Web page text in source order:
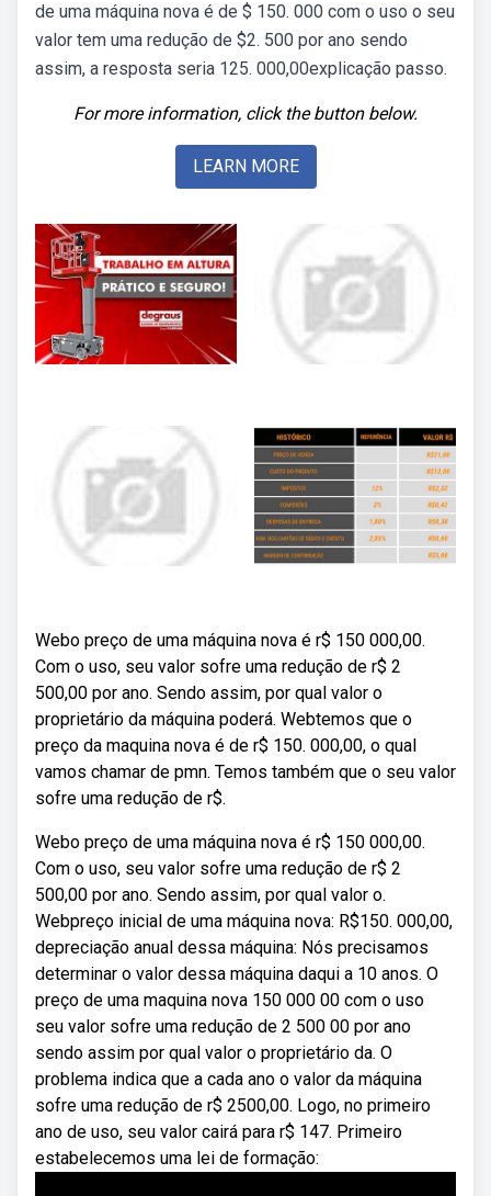
de uma máquina nova é de $ 150. 000 com o uso o seu
valor tem uma redução de $2. 500 por ano sendo
assim, a resposta seria 125. 000,00explicação passo.
For more information, click the button below.
LEARN MORE
Webo preço de uma máquina nova é r$ 150 000,00.
Com o uso, seu valor sofre uma redução de r$ 2
500,00 por ano. Sendo assim, por qual valor o
proprietário da máquina poderá. Webtemos que o
preço da maquina nova é de r$ 150. 000,00, o qual
vamos chamar de pmn. Temos também que o seu valor
sofre uma redução de r$.
Webo preço de uma máquina nova é r$ 150 000,00.
Com o uso, seu valor sofre uma redução de r$ 2
500,00 por ano. Sendo assim, por qual valor o.
Webpreço inicial de uma máquina nova: R$150. 000,00,
depreciação anual dessa máquina: Nós precisamos
determinar o valor dessa máquina daqui a 10 anos. O
preço de uma maquina nova 150 000 00 com o uso
seu valor sofre uma redução de 2 500 00 por ano
sendo assim por qual valor o proprietário da. O
problema indica que a cada ano o valor da máquina
sofre uma redução de r$ 2500,00. Logo, no primeiro
ano de uso, seu valor cairá para r$ 147. Primeiro
estabelecemos uma lei de formação: